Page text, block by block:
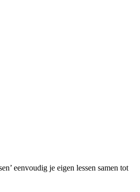
eenvoudig je eigen lessen samen tot